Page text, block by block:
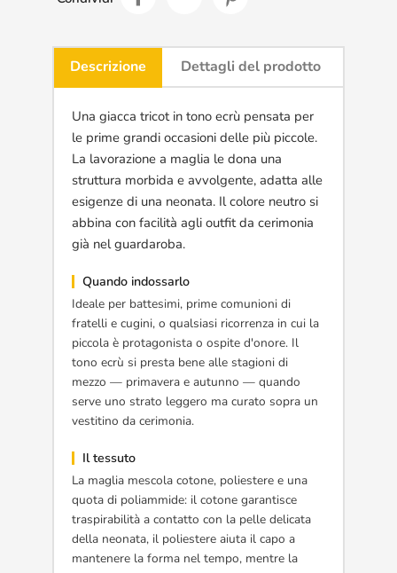
Descrizione Dettagli del prodotto
Una giacca tricot in tono ecrù pensata per
le prime grandi occasioni delle più piccole.
La lavorazione a maglia le dona una
struttura morbida e avvolgente, adatta alle
esigenze di una neonata. Il colore neutro si
abbina con facilità agli outfit da cerimonia
già nel guardaroba.
Quando indossarlo
Ideale per battesimi, prime comunioni di
fratelli e cugini, o qualsiasi ricorrenza in cui la
piccola è protagonista o ospite d'onore. Il
tono ecrù si presta bene alle stagioni di
mezzo — primavera e autunno — quando
serve uno strato leggero ma curato sopra un
vestitino da cerimonia.
Il tessuto
La maglia mescola cotone, poliestere e una
quota di poliammide: il cotone garantisce
traspirabilità a contatto con la pelle delicata
della neonata, il poliestere aiuta il capo a
mantenere la forma nel tempo, mentre la